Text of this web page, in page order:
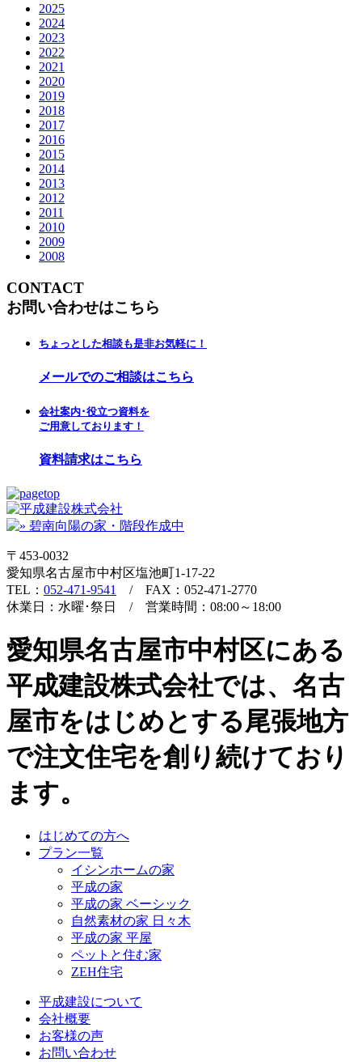
2025
2024
2023
2022
2021
2020
2019
2018
2017
2016
2015
2014
2013
2012
2011
2010
2009
2008
CONTACT
お問い合わせはこちら
ちょっとした相談も是非お気軽に！
メールでのご相談はこちら
会社案内･役立つ資料を
ご用意しております！
資料請求はこちら
〒453-0032
愛知県名古屋市中村区塩池町1-17-22
TEL： 052-471-9541
/ FAX：052-471-2770
休業日：水曜･祭日 / 営業時間：08:00～18:00
愛知県名古屋市中村区にある
平成建設株式会社では、名古
屋市をはじめとする尾張地方
で注文住宅を創り続けており
ます。
はじめての方へ
プラン一覧
イシンホームの家
平成の家
平成の家 ベーシック
自然素材の家 日々木
平成の家 平屋
ペットと住む家
ZEH住宅
平成建設について
会社概要
お客様の声
お問い合わせ